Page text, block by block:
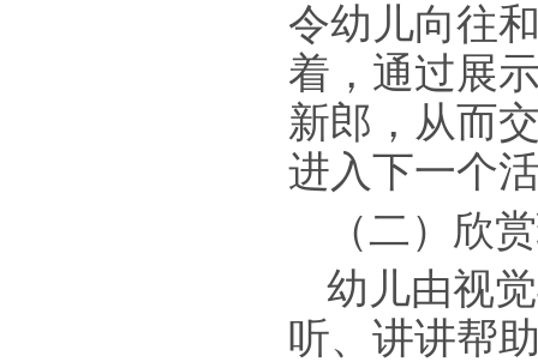
令幼儿向往
着，通过展
新郎，从而
进入下一个
（二）欣
幼儿由视
听、讲讲帮